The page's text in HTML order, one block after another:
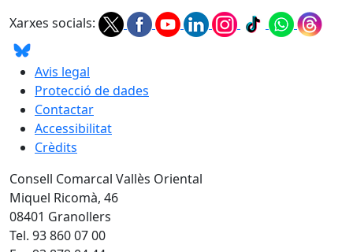
Xarxes socials:
Avis legal
Protecció de dades
Contactar
Accessibilitat
Crèdits
Consell Comarcal Vallès Oriental
Miquel Ricomà, 46
08401 Granollers
Tel. 93 860 07 00